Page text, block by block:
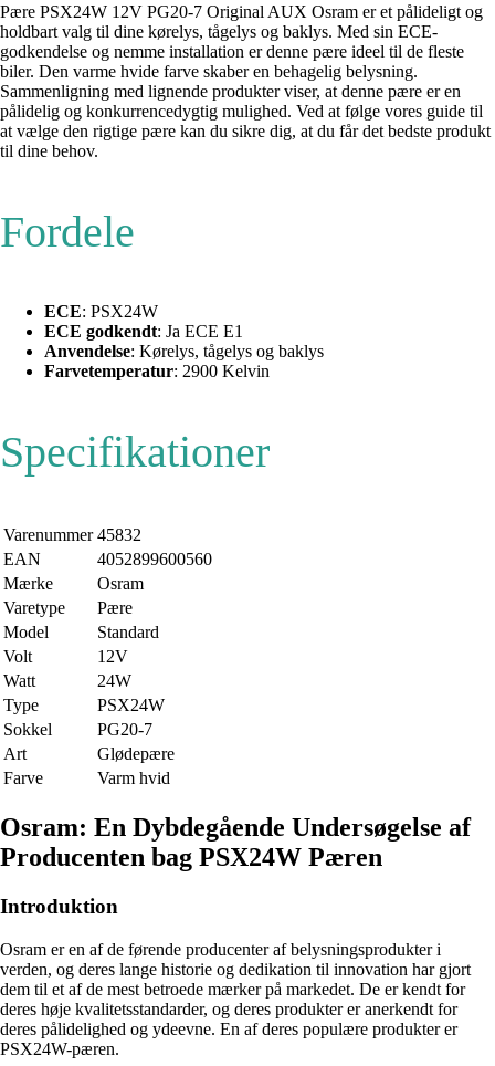
Pære PSX24W 12V PG20-7 Original AUX Osram er et pålideligt og
holdbart valg til dine kørelys, tågelys og baklys. Med sin ECE-
godkendelse og nemme installation er denne pære ideel til de fleste
biler. Den varme hvide farve skaber en behagelig belysning.
Sammenligning med lignende produkter viser, at denne pære er en
pålidelig og konkurrencedygtig mulighed. Ved at følge vores guide til
at vælge den rigtige pære kan du sikre dig, at du får det bedste produkt
til dine behov.
Fordele
ECE: PSX24W
ECE godkendt: Ja ECE E1
Anvendelse: Kørelys, tågelys og baklys
Farvetemperatur: 2900 Kelvin
Specifikationer
Varenummer 45832
EAN
4052899600560
Mærke
Osram
Varetype
Pære
Model
Standard
Volt
12V
Watt
24W
Type
PSX24W
Sokkel
PG20-7
Art
Glødepære
Farve
Varm hvid
Osram: En Dybdegående Undersøgelse af
Producenten bag PSX24W Pæren
Introduktion
Osram er en af de førende producenter af belysningsprodukter i
verden, og deres lange historie og dedikation til innovation har gjort
dem til et af de mest betroede mærker på markedet. De er kendt for
deres høje kvalitetsstandarder, og deres produkter er anerkendt for
deres pålidelighed og ydeevne. En af deres populære produkter er
PSX24W-pæren.